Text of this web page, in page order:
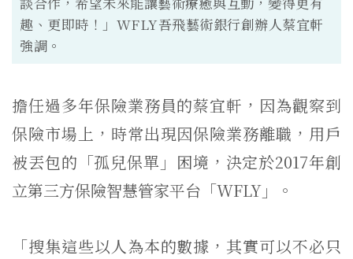
趣、更即時！」WFLY吾飛藝術銀行創辦人蔡宜軒
強調。
擔任過多年保險業務員的蔡宜軒，因為觀察到
保險市場上，時常出現因保險業務離職，用戶
被丟包的「孤兒保單」困境，決定於2017年創
立第三方保險智慧管家平台「WFLY」。
「搜集這些以人為本的數據，其實可以不必只